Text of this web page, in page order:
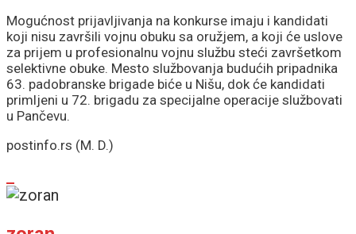
Mogućnost prijavljivanja na konkurse imaju i kandidati
koji nisu završili vojnu obuku sa oružjem, a koji će uslove
za prijem u profesionalnu vojnu službu steći završetkom
selektivne obuke. Mesto službovanja budućih pripadnika
63. padobranske brigade biće u Nišu, dok će kandidati
primljeni u 72. brigadu za specijalne operacije službovati
u Pančevu.
postinfo.rs (M. D.)